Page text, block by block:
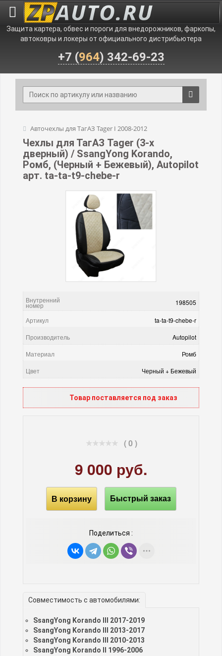
Защита картера, обвес и пороги для внедорожников, фаркопы,
автоковры и локеры от официального дистрибьютера
+7 (964) 342-69-23
Авточехлы для ТагАЗ Tager I 2008-2012
Чехлы для ТагАЗ Tager (3-х
дверный) / SsangYong Korando,
Ромб, (Черный + Бежевый), Autopilot
арт. ta-ta-t9-chebe-r
Внутренний
номер 198505
Артикул
ta-ta-t9-chebe-r
Производитель
Autopilot
Материал
Ромб
Цвет
Черный + Бежевый
Товар поставляется под заказ
( 0 )
9 000 руб.
В корзину Быстрый заказ
Поделиться :
Совместимость с автомобилями:
SsangYong Korando III 2017-2019
SsangYong Korando III 2013-2017
SsangYong Korando III 2010-2013
SsangYong Korando II 1996-2006